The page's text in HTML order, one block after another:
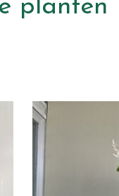
planten